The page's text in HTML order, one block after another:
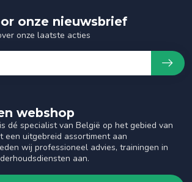
webshop
dé specialist van België op het gebied van
een uitgebreid assortiment aan
wij professioneel advies, trainingen in
aan.
onze nieuwsbrief
onze laatste acties